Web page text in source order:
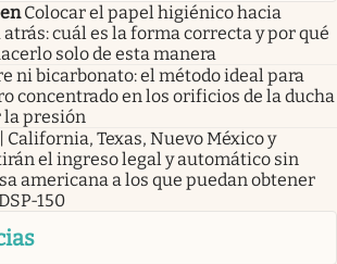
Colocar el papel higiénico hacia
cuál es la forma correcta y por qué
solo de esta manera
ni bicarbonato: el método ideal para
concentrado en los orificios de la ducha
la presión
California, Texas, Nuevo México y
el ingreso legal y automático sin
americana a los que puedan obtener
150